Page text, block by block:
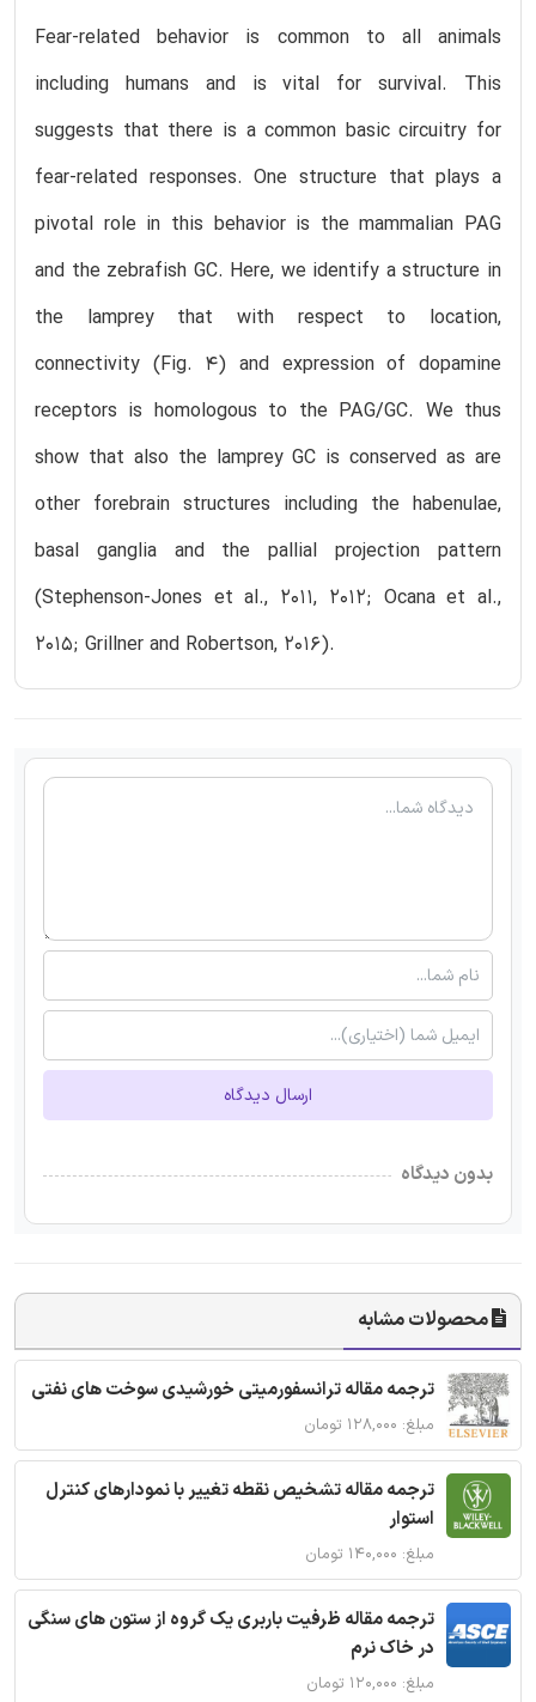
Fear-related behavior is common to all animals
including humans and is vital for survival. This
suggests that there is a common basic circuitry for
fear-related responses. One structure that plays a
pivotal role in this behavior is the mammalian PAG
and the zebrafish GC. Here, we identify a structure in
the lamprey that with respect to location,
connectivity (Fig. 4) and expression of dopamine
receptors is homologous to the PAG/GC. We thus
show that also the lamprey GC is conserved as are
other forebrain structures including the habenulae,
basal ganglia and the pallial projection pattern
(Stephenson-Jones et al., 2011, 2012; Ocana et al.,
2015; Grillner and Robertson, 2016).
ارسال دیدگاه
بدون دیدگاه
محصولات مشابه
ترجمه مقاله ترانسفورمیتی خورشیدی سوخت های نفتی
مبلغ: ۱۲۸,۰۰۰ تومان
ترجمه مقاله تشخیص نقطه تغییر با نمودارهای کنترل
استوار
مبلغ: ۱۴۰,۰۰۰ تومان
ترجمه مقاله ظرفیت باربری یک گروه از ستون های سنگی
در خاک نرم
مبلغ: ۱۲۰,۰۰۰ تومان